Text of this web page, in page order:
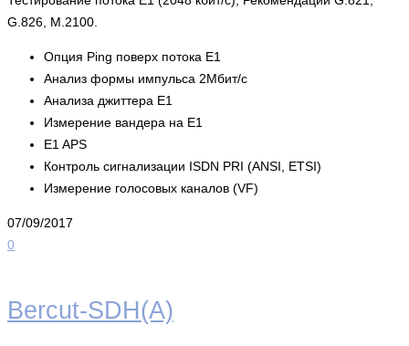
G.826, M.2100.
Опция Ping поверх потока Е1
Анализ формы импульса 2Мбит/с
Анализа джиттера E1
Измерение вандера на Е1
E1 APS
Контроль сигнализации ISDN PRI (ANSI, ETSI)
Измерение голосовых каналов (VF)
07/09/2017
0
Bercut-SDH(A)